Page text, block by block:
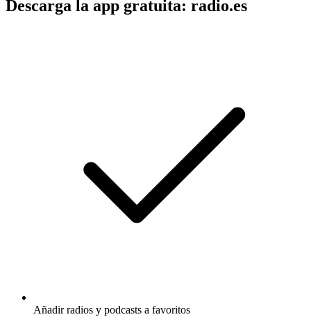
Descarga la app gratuita: radio.es
Añadir radios y podcasts a favoritos